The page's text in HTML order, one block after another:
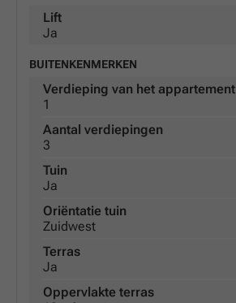
Lift
Ja
BUITENKENMERKEN
Verdieping van het appartement
1
Aantal verdiepingen
3
Tuin
Ja
Oriëntatie tuin
Zuidwest
Terras
Ja
Oppervlakte terras